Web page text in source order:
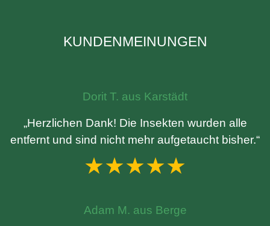
KUNDENMEINUNGEN
Dorit T. aus Karstädt
„Herzlichen Dank! Die Insekten wurden alle
entfernt und sind nicht mehr aufgetaucht bisher.“
★★★★★
Adam M. aus Berge